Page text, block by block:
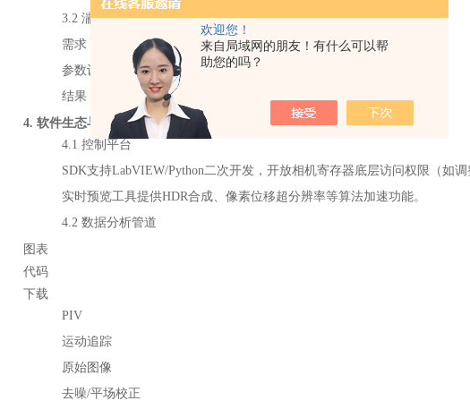
欢迎您！
来自局域网的朋友！有什么可以帮
助您的吗？
3.2 湍流涡旋结构研究
需求：追踪水中涡旋演变过程（时间尺度50μs）。
参数设置：640×120@40,000fps，外部LED脉冲光源同步触发。
结果：通过PIV后处理获得涡量场，空间分辨率达0.1mm²/vector。
4. 软件生态与工作流
4.1 控制平台
SDK支持LabVIEW/Python二次开发，开放相机寄存器底层访问权限（如调
实时预览工具提供HDR合成、像素位移超分辨率等算法加速功能。
4.2 数据分析管道
图表
代码
下载
PIV
运动追踪
原始图像
去噪/平场校正